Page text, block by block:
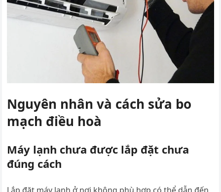
Nguyên nhân và cách sửa bo
mạch điều hoà
Máy lạnh chưa được lắp đặt chưa
đúng cách
Lắp đặt máy lạnh ở nơi không phù hợp có thể dẫn đến